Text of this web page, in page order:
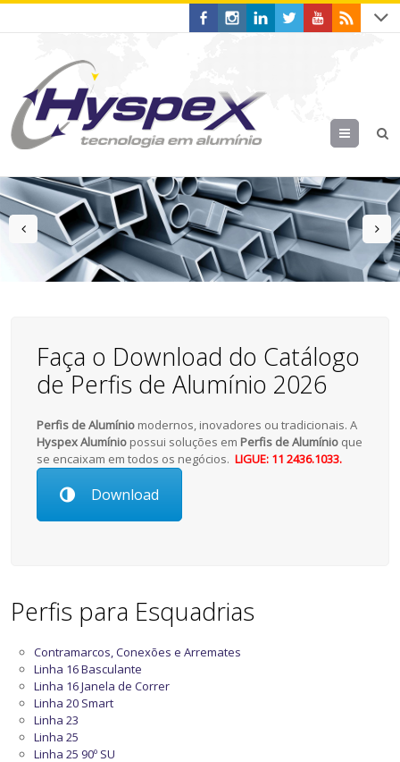
Menu
prev
Faça o Download do Catálogo
de Perfis de Alumínio 2026
Perfis de Alumínio modernos, inovadores ou tradicionais. A
Hyspex Alumínio possui soluções em Perfis de Alumínio que
se encaixam em todos os negócios.LIGUE: 11 2436.1033.
Download
Perfis para Esquadrias
Contramarcos, Conexões e Arremates
Linha 16 Basculante
Linha 16 Janela de Correr
Linha 20 Smart
Linha 23
Linha 25
Linha 25 90º SU